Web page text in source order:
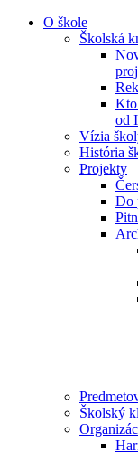
O škole
Školská
od
Vízia
História
Projekty
Do
Školský